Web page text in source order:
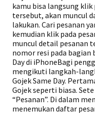
kamu bisa langsung klik
tersebut, akan muncul
lakukan. Cari pesanan
kemudian klik pada
muncul detail pesanan
nomor resi pada bagian
Day di iPhoneBagi
mengikuti langkah-
Gojek Same Day.
Gojek seperti biasa.
“Pesanan”. Di dalam
menemukan daftar